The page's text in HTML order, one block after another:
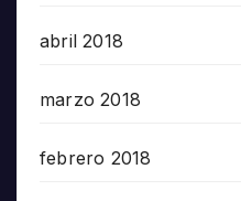
abril 2018
marzo 2018
febrero 2018